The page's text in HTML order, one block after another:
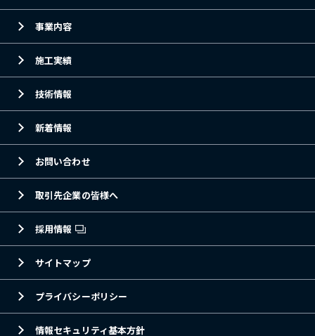
事業内容
施工実績
技術情報
新着情報
お問い合わせ
取引先企業の皆様へ
採用情報
サイトマップ
プライバシーポリシー
情報セキュリティ基本方針